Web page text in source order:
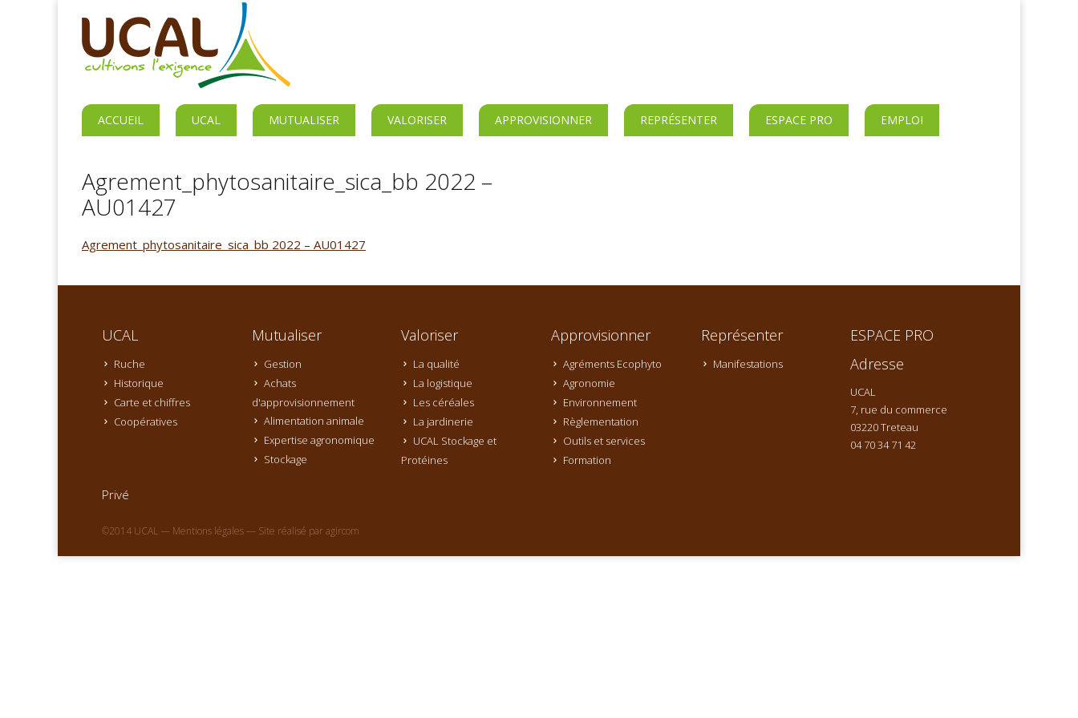
ACCUEIL UCAL MUTUALISER VALORISER APPROVISIONNER REPRÉSENTER ESPACE PRO EMPLOI
Agrement_phytosanitaire_sica_bb 2022 –
AU01427
Agrement_phytosanitaire_sica_bb 2022 – AU01427
UCAL
Ruche
Historique
Carte et chiffres
Coopératives
Mutualiser
Gestion
Achats
d'approvisionnement
Alimentation animale
Expertise agronomique
Stockage
Valoriser
La qualité
La logistique
Les céréales
La jardinerie
UCAL Stockage et
Protéines
Approvisionner
Agréments Ecophyto
Agronomie
Environnement
Règlementation
Outils et services
Formation
Représenter
Manifestations
ESPACE PRO
Adresse
UCAL
7, rue du commerce
03220 Treteau
04 70 34 71 42
Privé
©2014 UCAL — Mentions légales — Site réalisé paragircom